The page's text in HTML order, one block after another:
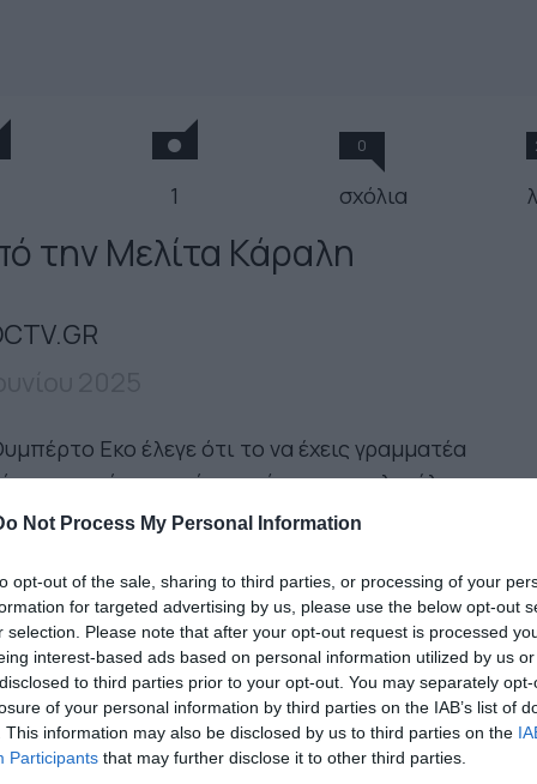
Not Process My Personal Information
opt-out of the sale, sharing to third parties, or processing of your
for targeted advertising by us, please use the below opt-out
selection. Please note that after your opt-out request is processed
interest-based ads based on personal information utilized by us
to third parties prior to your opt-out. You may separately
of your personal information by third parties on the IAB’s list of
This information may also be disclosed by us to third parties on the
Participants that may further disclose it to other third parties.
1
0
σχόλια
την Μελίτα Κάραλη
Εκο έλεγε ότι το να έχεις γραμματέα
για κινητό συνιστά την σύγχρονη πολυτέλεια
homo sapiens. Δεν πολεμάμε μηχανές αλλά
καθ΄ότι όλοι ανεξαιρέτως, πιστεύουν ότι τους
Είμαι ο χρόνος μου, κι αυτό είναι ότι πιο
έχω.
είναι δανεικός από την πρώτη μέρα που
να αντιλαμβάνεσαι τον θάνατο και το